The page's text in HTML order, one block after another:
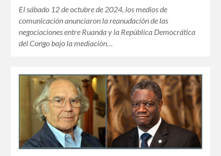
El sábado 12 de octubre de 2024, los medios de
comunicación anunciaron la reanudación de las
negociaciones entre Ruanda y la República Democrática
del Congo bajo la mediación…